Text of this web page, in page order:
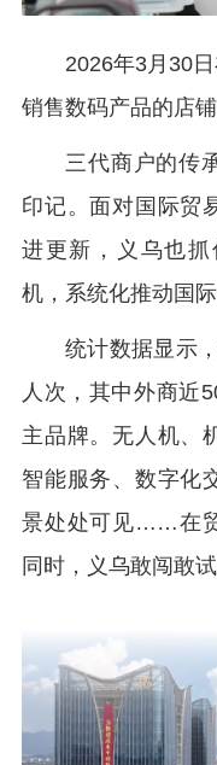
2026年3月30
销售数码产品的店
三代商户的传
印记。面对国际贸
进更新，义乌也
机，系统化推动国际
统计数据显示
人次，其中外商近
主品牌。无人机、
智能服务、数字化
景处处可见……在
同时，义乌敢闯敢